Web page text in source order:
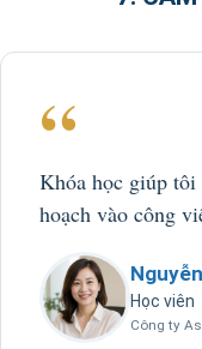
“
Khóa học giúp tôi
hoạch vào công
Học viên
Công ty